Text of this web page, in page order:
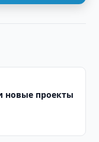
новые проекты